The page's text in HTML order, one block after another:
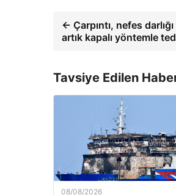
← Çarpıntı, nefes
artık kapalı yöntemle
Tavsiye Edilen
08/08/2026